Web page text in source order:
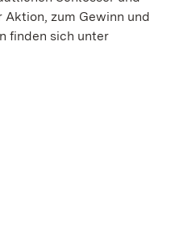
zum Gewinn und
finden sich unter